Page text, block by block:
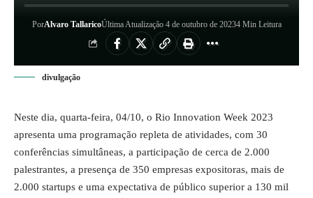
PorAlvaro TallaricoÚltima Atualização 4 de outubro de 20234 Min Leitura
divulgação
Neste dia, quarta-feira, 04/10, o Rio Innovation Week 2023
apresenta uma programação repleta de atividades, com 30
conferências simultâneas, a participação de cerca de 2.000
palestrantes, a presença de 350 empresas expositoras, mais de
2.000 startups e uma expectativa de público superior a 130 mil